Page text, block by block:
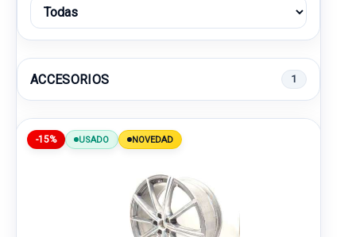
ACCESORIOS 1
-15% USADO NOVEDAD